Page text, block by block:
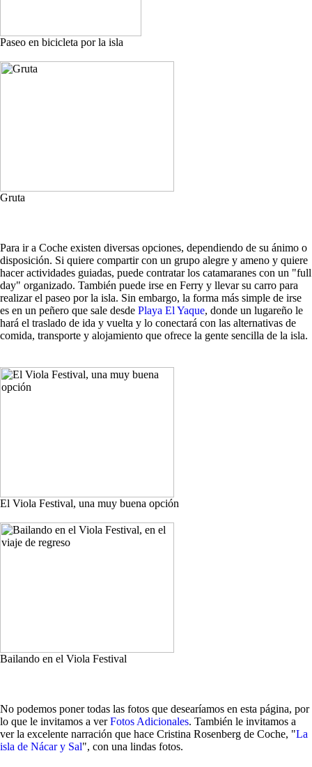
Paseo en bicicleta por la isla
Gruta
Para ir a Coche existen diversas opciones, dependiendo de su ánimo o
disposición. Si quiere compartir con un grupo alegre y ameno y quiere
hacer actividades guiadas, puede contratar los catamaranes con un "full
day" organizado. También puede irse en Ferry y llevar su carro para
realizar el paseo por la isla. Sin embargo, la forma más simple de irse
es en un peñero que sale desde Playa El Yaque, donde un lugareño le
hará el traslado de ida y vuelta y lo conectará con las alternativas de
comida, transporte y alojamiento que ofrece la gente sencilla de la isla.
El Viola Festival, una muy buena opción
Bailando en el Viola Festival
No podemos poner todas las fotos que desearíamos en esta página, por
lo que le invitamos a verFotos Adicionales. También le invitamos a
ver la excelente narración que hace Cristina Rosenberg de Coche, "La
isla de Nácar y Sal", con una lindas fotos.